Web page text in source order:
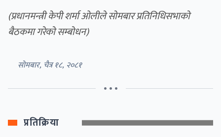
(प्रधानमन्त्री केपी शर्मा ओलीले साेमबार प्रतिनिधिसभाकाे
बैठकमा गरेकाे सम्बाेधन)
सोमबार, चैत्र १८, २०८१
• • •
प्रतिक्रिया